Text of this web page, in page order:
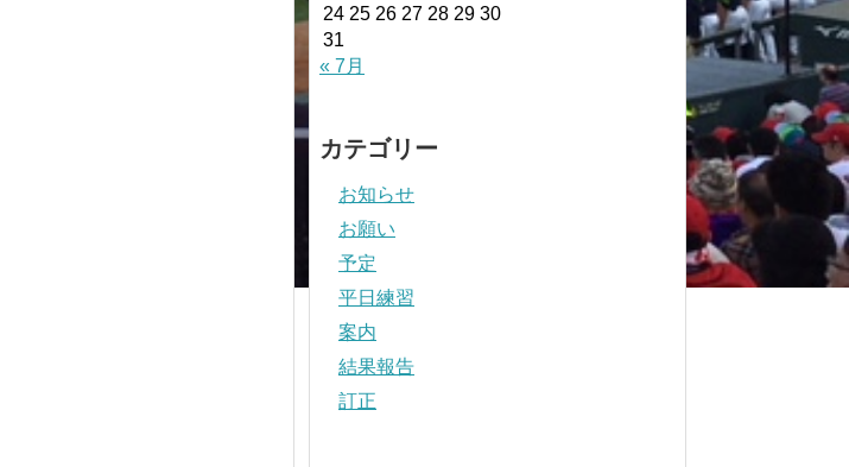
24 25 26 27 28 29 30
31
« 7月
カテゴリー
お知らせ
お願い
予定
平日練習
案内
結果報告
訂正